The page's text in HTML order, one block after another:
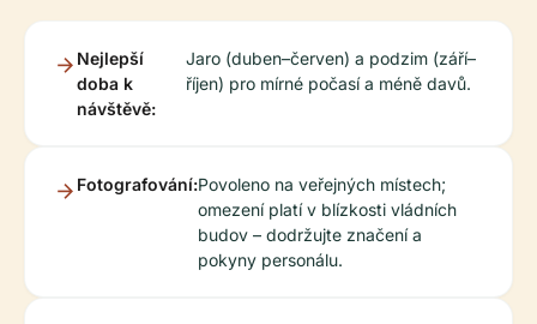
Nejlepší
doba k
návštěvě:
Jaro (duben–červen) a podzim (září–
říjen) pro mírné počasí a méně davů.
Fotografování:Povoleno na veřejných místech;
omezení platí v blízkosti vládních
budov – dodržujte značení a
pokyny personálu.